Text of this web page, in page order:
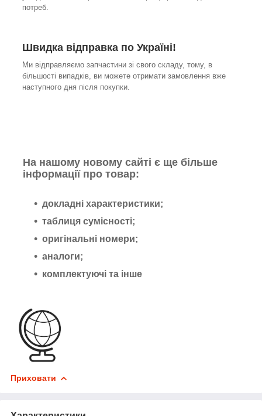
потреб.
Швидка відправка по Україні!
Ми відправляємо запчастини зі свого складу, тому, в
більшості випадків, ви можете отримати замовлення вже
наступного дня після покупки.
На нашому новому сайті є ще більше
інформації про товар:
докладні характеристики;
таблиця сумісності;
оригінальні номери;
аналоги;
комплектуючі та інше
Приховати